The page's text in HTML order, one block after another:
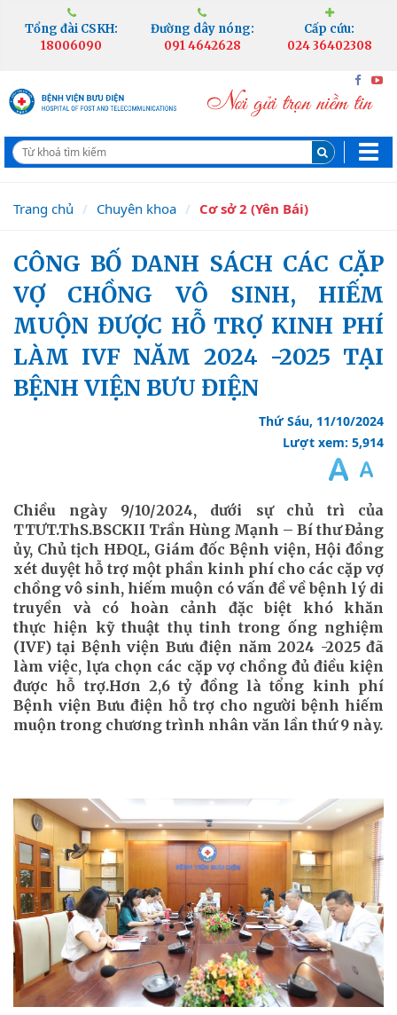
Tổng đài CSKH:
18006090
Đường dây nóng:
091 4642628
Cấp cứu:
024 36402308
Trang chủ Chuyên khoa Cơ sở 2 (Yên Bái)
CÔNG BỐ DANH SÁCH CÁC CẶP
VỢ CHỒNG VÔ SINH, HIẾM
MUỘN ĐƯỢC HỖ TRỢ KINH PHÍ
LÀM IVF NĂM 2024 -2025 TẠI
BỆNH VIỆN BƯU ĐIỆN
Thứ Sáu, 11/10/2024
Lượt xem: 5,914
Chiều ngày 9/10/2024, dưới sự chủ trì của
TTƯT.ThS.BSCKII Trần Hùng Mạnh – Bí thư Đảng
ủy, Chủ tịch HĐQL, Giám đốc Bệnh viện, Hội đồng
xét duyệt hỗ trợ một phần kinh phí cho các cặp vợ
chồng vô sinh, hiếm muộn có vấn đề về bệnh lý di
truyền và có hoàn cảnh đặc biệt khó khăn
thực hiện kỹ thuật thụ tinh trong ống nghiệm
(IVF) tại Bệnh viện Bưu điện năm 2024 -2025 đã
làm việc, lựa chọn các cặp vợ chồng đủ điều kiện
được hỗ trợ.Hơn 2,6 tỷ đồng là tổng kinh phí
Bệnh viện Bưu điện hỗ trợ cho người bệnh hiếm
muộn trong chương trình nhân văn lần thứ 9 này.